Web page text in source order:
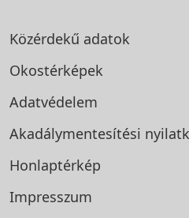
Közérdekű adatok
Okostérképek
Adatvédelem
Akadálymentesítési
Honlaptérkép
Impresszum